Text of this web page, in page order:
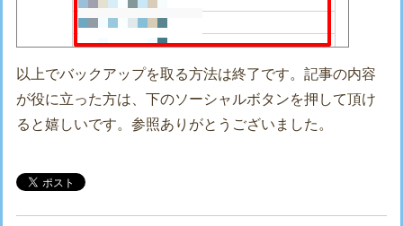
以上でバックアップを取る方法は終了です。記事の内容
が役に立った方は、下のソーシャルボタンを押して頂け
ると嬉しいです。参照ありがとうございました。